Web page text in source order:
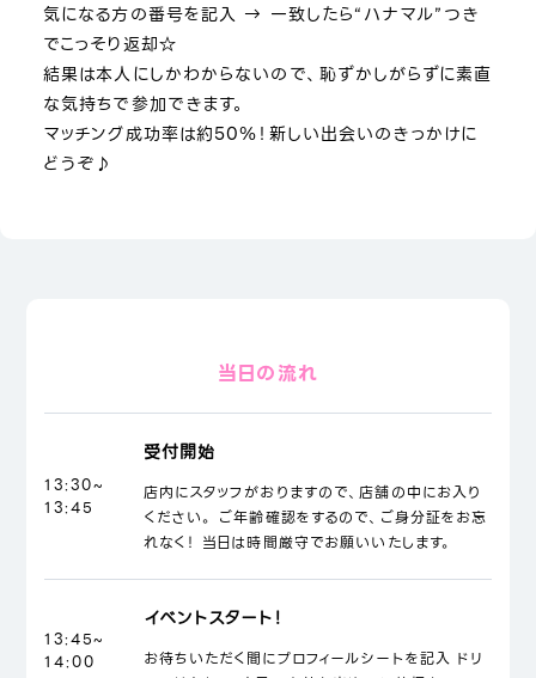
気になる方の番号を記入 → 一致したら“ハナマル”つき
でこっそり返却☆
結果は本人にしかわからないので、恥ずかしがらずに素直
な気持ちで参加できます。
マッチング成功率は約50％！新しい出会いのきっかけに
どうぞ♪
当日の流れ
13:30~
13:45
受付開始
店内にスタッフがおりますので、店舗の中にお入り
ください。 ご年齢確認をするので、ご身分証をお忘
れなく！ 当日は時間厳守でお願いいたします。
13:45~
14:00
イベントスタート！
お待ちいただく間にプロフィールシートを記入 ドリ